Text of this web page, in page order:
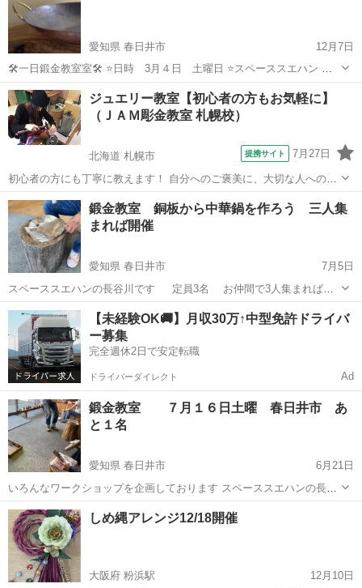
が...
愛知県 春日井市
12月7日
🛠️一日鍛金教室室🛠️ ⭐️日時 3月４日 土曜日 ⭐️スペーススエハン 愛
知県春日井市篠木町1ー26 Instagram ＠suehan218 ⭐️時間 9時半〜16
時 (終わり次第なので最長でも16時終了予定) ...
愛知 春日井市 彫金 真鍮
ジュエリー教室【初心者の方もお気軽に】
（ＪＡＭ彫金教室 札幌校）
北海道 札幌市 提携サイト 7月27日
初心者の方にも丁寧に教えます！ 自分へのご褒美に、大切な人へのプ
レゼントに、自分だけのオリジナルジュエリーを製作してみません
か？ 自宅で使わなくなったジュエリーのリメイクもＯＫ！！物創りの
楽しさを体験してみてください。
北海道 札幌市 彫金
鍛金教室 銅板から中華鍋を作ろう 三人集
まれば開催
愛知県 春日井市
7月5日
スペーススエハンの長谷川です 定員3名 お仲間で3人集まれば…
カナデさんと予定を合わせてスペーススエハンにて開催 9時半から15
時 一日鍛金教室⚒⚒ 27センチの銅板を鎚で打ちながら 銅の中華鍋を
つくります取...
愛知 春日井市 彫金 真鍮
【未経験OK🚚】月収30万↑中型免許ドライバ
ー募集
完全週休2日で安定転職
ドライバーダイレクト Ad
鍛金教室 ７月１６日土曜 春日井市 あ
と１名
愛知県 春日井市
6月21日
いろんなワークショップを企画しております スペーススエハンの長谷
川です 第４回鍛金教室開催決定 定員3名 あと１名 ７月１６日
（土） 9時半から16時 一日鍛金教室⚒⚒ 27センチの銅板を鎚で打ち
ながら 銅の中華鍋...
愛知 春日井市 彫金
しめ縄アレンジ12/18開催
大阪府 粉浜駅
12月10日